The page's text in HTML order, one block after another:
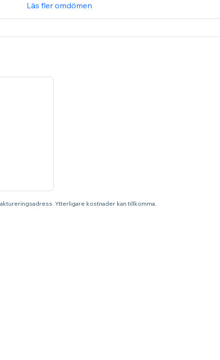
Läs fler omdömen
Ytterligare kostnader kan tillkomma.